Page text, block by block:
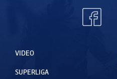
VIDEO
SUPERLIGA